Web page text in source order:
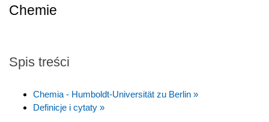
Chemie
Spis treści
Chemia - Humboldt-Universität zu Berlin »
Definicje i cytaty »